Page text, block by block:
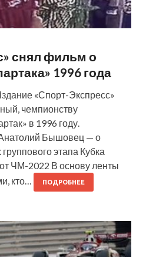
снял фильм о
1996 года
«Спорт-Экспресс»
чемпионству
в 1996 году.
Бышовец — о
этапа Кубка
ЧМ-2022 В основу ленты
кто…
ПОДРОБНЕЕ